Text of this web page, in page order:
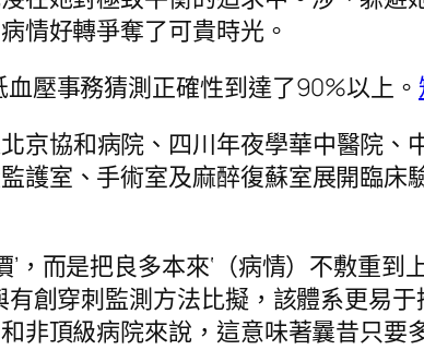
情好轉爭奪了可貴時光。
血壓事務猜測正確性到達了90%以上。
京協和病院、四川年夜學華中醫院、
護室、手術室及麻醉復蘇室展開臨
’，而是把良多本來‘（病情）不敷重
創穿刺監測方法比擬，該體系更易
非頂級病院來說，這意味著曩昔只要